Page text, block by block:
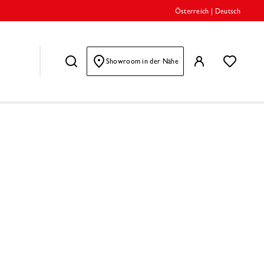
Österreich Deutsch
Showroom in der Nähe